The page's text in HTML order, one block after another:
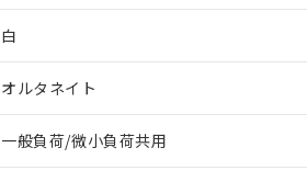
白
オルタネイト
一般負荷/微小負荷共用